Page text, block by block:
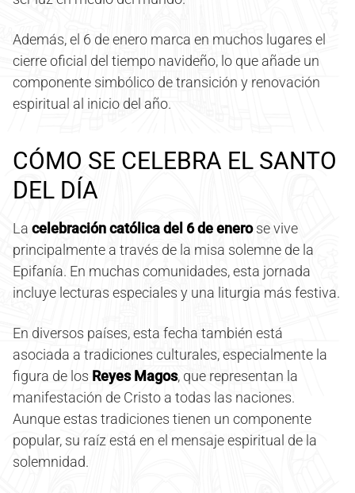
Además, el 6 de enero marca en muchos lugares el
cierre oficial del tiempo navideño, lo que añade un
componente simbólico de transición y renovación
espiritual al inicio del año.
CÓMO SE CELEBRA EL SANTO
DEL DÍA
La celebración católica del 6 de enerose vive
principalmente a través de la misa solemne de la
Epifanía. En muchas comunidades, esta jornada
incluye lecturas especiales y una liturgia más festiva.
En diversos países, esta fecha también está
asociada a tradiciones culturales, especialmente la
figura de los Reyes Magos, que representan la
manifestación de Cristo a todas las naciones.
Aunque estas tradiciones tienen un componente
popular, su raíz está en el mensaje espiritual de la
solemnidad.